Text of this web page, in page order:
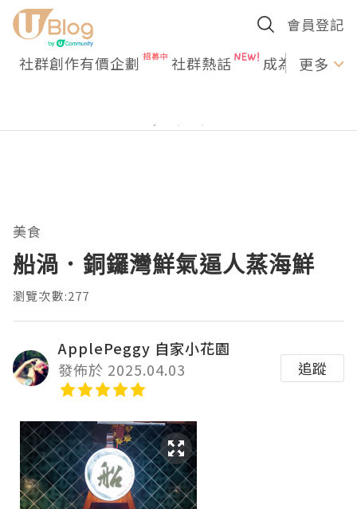
會員登記
社群創作有價企劃 社群熱話 成為U更多
美食
船渦．銅鑼灣鮮氣逼人蒸海鮮
瀏覽次數:277
ApplePeggy 自家小花園
發佈於 2025.04.03
追蹤